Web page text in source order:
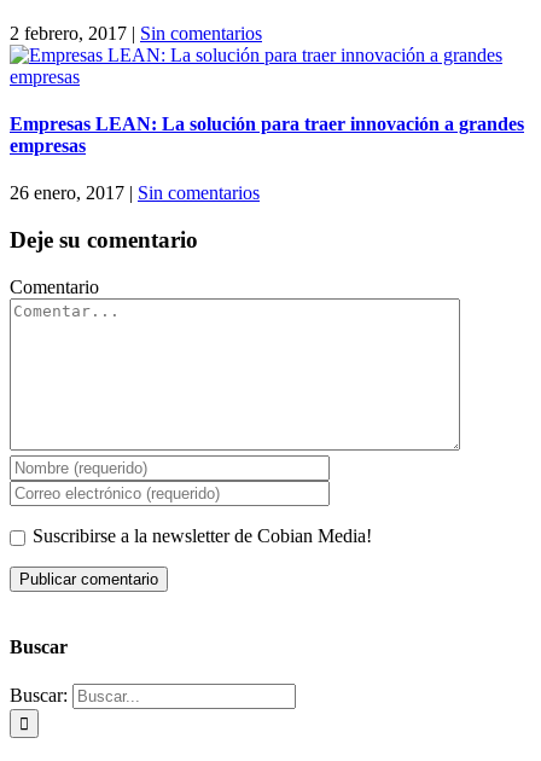
2 febrero, 2017 | Sin comentarios
Empresas LEAN: La solución para traer innovación a grandes
empresas
26 enero, 2017 | Sin comentarios
Deje su comentario
Comentario
Suscribirse a la newsletter de Cobian Media!
Buscar
Buscar: